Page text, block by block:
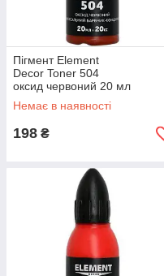
Пігмент Element
Decor Toner 504
оксид червоний 20 мл
Немає в наявності
198 ₴